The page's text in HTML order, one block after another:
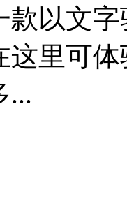
款以文
这里可
...